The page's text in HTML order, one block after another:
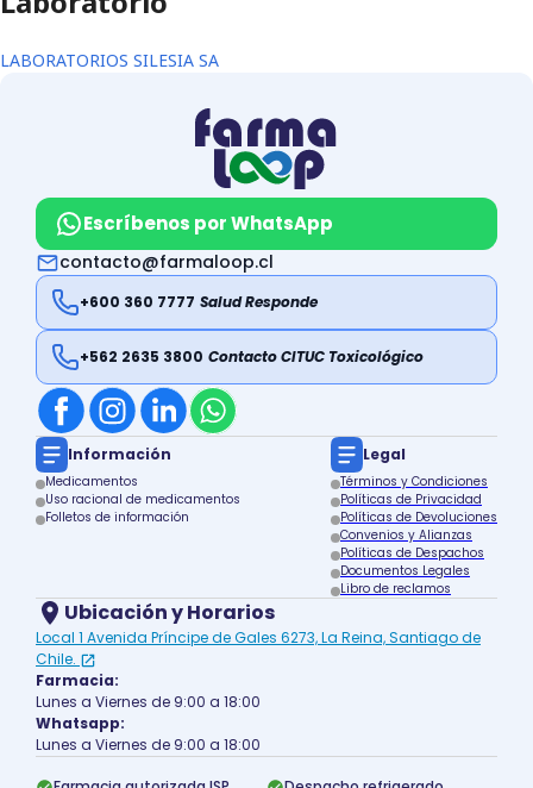
LABORATORIOS SILESIA SA
Escríbenos por WhatsApp
contacto@farmaloop.cl
+600 360 7777 Salud Responde
+562 2635 3800 Contacto CITUC Toxicológico
Información
Medicamentos
Uso racional de medicamentos
Folletos de información
Legal
Términos y Condiciones
Políticas de Privacidad
Políticas de Devoluciones
Convenios y Alianzas
Políticas de Despachos
Documentos Legales
Libro de reclamos
Ubicación y Horarios
Local 1 Avenida Príncipe de Gales 6273, La Reina, Santiago de
Chile.
Farmacia:
Lunes a Viernes de 9:00 a 18:00
Whatsapp:
Lunes a Viernes de 9:00 a 18:00